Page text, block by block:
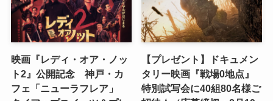
映画『レディ・オア・ノッ
ト2』公開記念 神戸・カ
フェ「ニューラフレア」
【プレゼント】ドキュメン
タリー映画『戦場0地点』
特別試写会に40組80名様ご